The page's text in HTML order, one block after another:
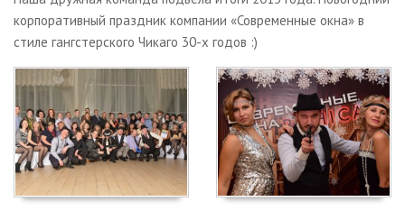
О компании
Контакты
корпоративный праздник компании «Современные окна» в
стиле гангстерского Чикаго 30-х годов :)